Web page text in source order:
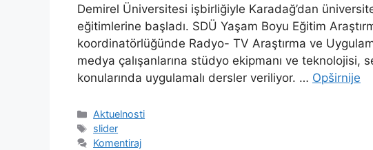
Demirel Üniversitesi işbirliğiyle Karadağ’dan
eğitimlerine başladı. SDÜ Yaşam Boyu Eğitim
koordinatörlüğünde Radyo- TV Araştırma ve
medya çalışanlarına stüdyo ekipmanı ve teknolojisi,
konularında uygulamalı dersler veriliyor. … Opširnije
Kategorije
Aktuelnosti
Oznake
slider
Komentiraj